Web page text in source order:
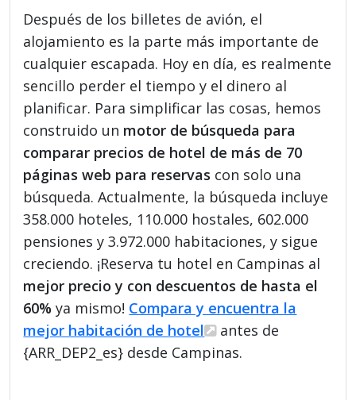
Después de los billetes de avión, el
alojamiento es la parte más importante de
cualquier escapada. Hoy en día, es realmente
sencillo perder el tiempo y el dinero al
planificar. Para simplificar las cosas, hemos
construido un motor de búsqueda para
comparar precios de hotel de más de 70
páginas web para reservas con solo una
búsqueda. Actualmente, la búsqueda incluye
358.000 hoteles, 110.000 hostales, 602.000
pensiones y 3.972.000 habitaciones, y sigue
creciendo. ¡Reserva tu hotel en Campinas al
mejor precio y con descuentos de hasta el
60% ya mismo! Compara y encuentra la
mejor habitación de hotel
antes de
{ARR_DEP2_es} desde Campinas.